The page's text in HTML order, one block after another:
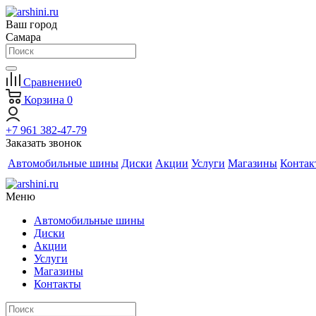
Ваш город
Самара
Сравнение0
Корзина 0
+7 961 382-47-79
Заказать звонок
Автомобильные шины Диски Акции Услуги Магазины
Меню
Автомобильные шины
Диски
Акции
Услуги
Магазины
Контакты